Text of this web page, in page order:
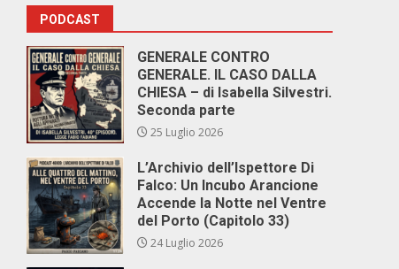
PODCAST
GENERALE CONTRO
GENERALE. IL CASO DALLA
CHIESA – di Isabella Silvestri.
Seconda parte
25 Luglio 2026
L’Archivio dell’Ispettore Di
Falco: Un Incubo Arancione
Accende la Notte nel Ventre
del Porto (Capitolo 33)
24 Luglio 2026